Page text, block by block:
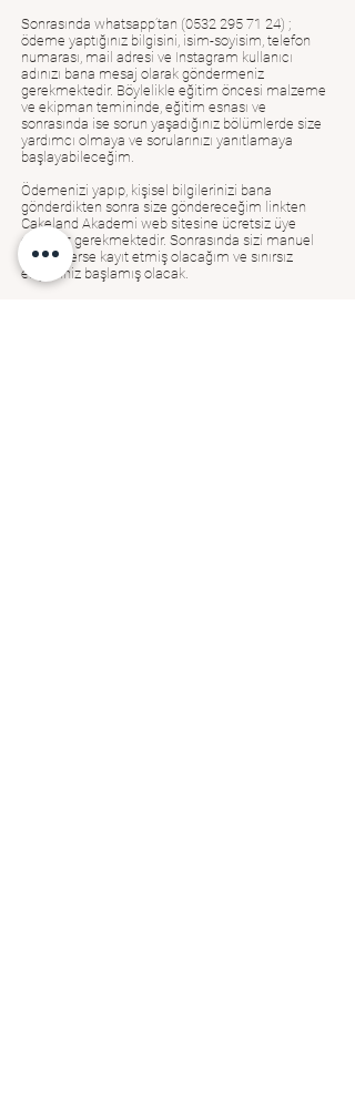
Sonrasında whatsapp’tan (0532 295 71 24) ;
ödeme yaptığınız bilgisini, isim-soyisim, telefon
numarası, mail adresi ve Instagram kullanıcı
adınızı bana mesaj olarak göndermeniz
gerekmektedir. Böylelikle eğitim öncesi malzeme
ve ekipman temininde, eğitim esnası ve
sonrasında ise sorun yaşadığınız bölümlerde size
yardımcı olmaya ve sorularınızı yanıtlamaya
başlayabileceğim.
Ödemenizi yapıp, kişisel bilgilerinizi bana
gönderdikten sonra size göndereceğim linkten
Cakeland Akademi web sitesine ücretsiz üye
olmanız gerekmektedir. Sonrasında sizi manuel
olarak derse kayıt etmiş olacağım ve sınırsız
erişiminiz başlamış olacak.